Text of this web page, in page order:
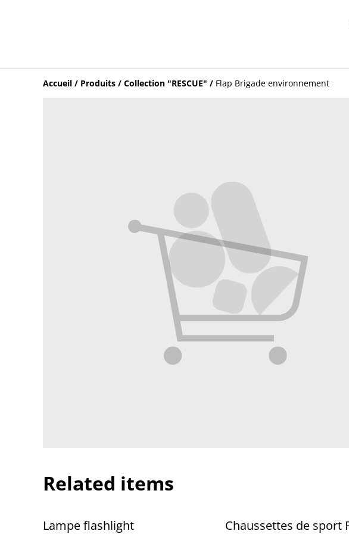
Accueil / Produits / Collection "RESCUE" / Flap Brigade environnement
Related items
Lampe flashlight %
Chaussettes de sport